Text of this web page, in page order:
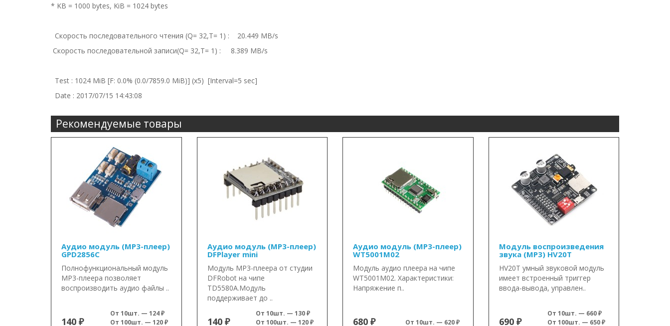
* KB = 1000 bytes, KiB = 1024 bytes
Скорость последовательного чтения (Q= 32,T= 1) : 20.449 MB/s
Скорость последовательной записи(Q= 32,T= 1) : 8.389 MB/s
Test : 1024 MiB [F: 0.0% (0.0/7859.0 MiB)] (x5) [Interval=5 sec]
Date : 2017/07/15 14:43:08
Рекомендуемые товары
Аудио модуль (MP3-плеер)
GPD2856C
Полнофункциональный модуль
MP3-плеера позволяет
воспроизводить аудио файлы ..
140 ₽
От 10шт. — 124 ₽
От 100шт. — 120 ₽
Аудио модуль (MP3-плеер)
DFPlayer mini
Модуль MP3-плеера от студии
DFRobot на чипе
TD5580A.Модуль
поддерживает до ..
140 ₽
От 10шт. — 130 ₽
От 100шт. — 120 ₽
Аудио модуль (MP3-плеер)
WT5001M02
Модуль аудио плеера на чипе
WT5001M02. Характеристики:
Напряжение п..
680 ₽ От 10шт. — 620 ₽
Модуль воспроизведения
звука (MP3) HV20T
HV20T умный звуковой модуль
имеет встроенный триггер
ввода-вывода, управлен..
690 ₽
От 10шт. — 660 ₽
От 100шт. — 650 ₽